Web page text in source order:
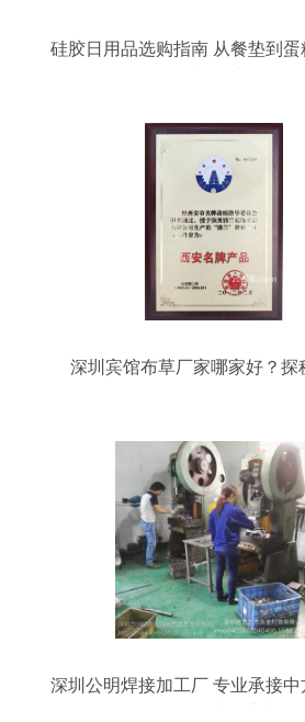
硅胶日用品选购指南 从餐垫到
深圳宾馆布草厂家哪家好？探
深圳公明焊接加工厂 专业承接